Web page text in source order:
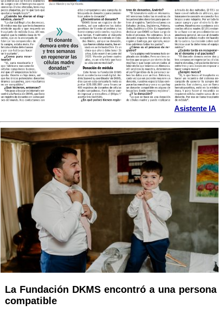
Asistente IA
La Fundación DKMS encontró a una persona
compatible